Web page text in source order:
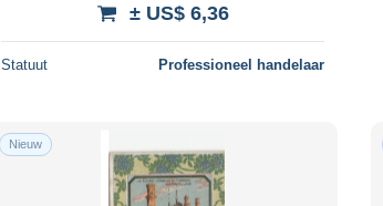
± US$ 6,36
Statuut Professioneel handelaar
Nieuw